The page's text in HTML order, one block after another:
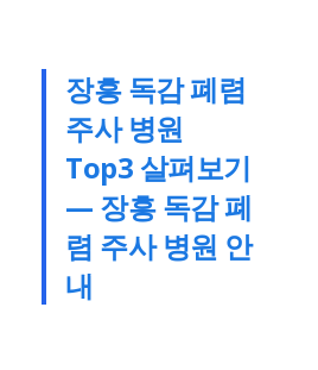
장흥 독감 폐렴
주사 병원
Top3 살펴보기
— 장흥 독감 폐
렴 주사 병원 안
내